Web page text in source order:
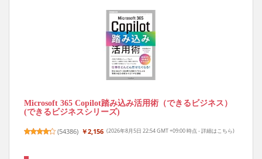
Microsoft 365 Copilot踏み込み活用術（できるビジネス）
(できるビジネスシリーズ)
(54386) ￥2,156 (2026年8月5日 22:54 GMT +09:00 時点 -詳細はこちら)